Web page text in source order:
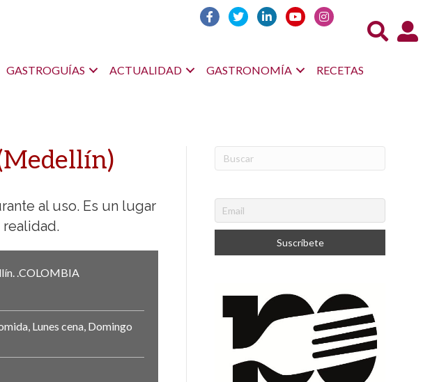
Acceso
GASTROGUÍAS ACTUALIDAD GASTRONOMÍA
RECETAS
al uso. Es un lugar
COLOMBIA
Lunes cena, Domingo